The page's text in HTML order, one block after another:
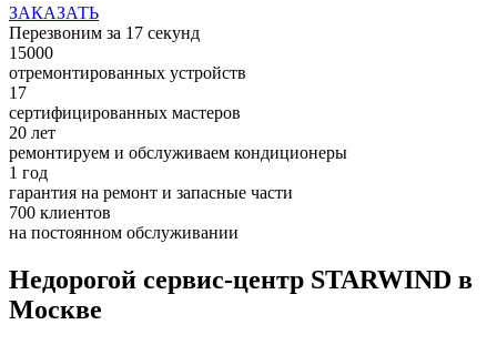
ЗАКАЗАТЬ
Перезвоним за 17 секунд
15000
отремонтированных устройств
17
сертифицированных мастеров
20 лет
ремонтируем и обслуживаем кондиционеры
1 год
гарантия на ремонт и запасные части
700 клиентов
на постоянном обслуживании
Недорогой сервис-центр STARWIND в
Москве